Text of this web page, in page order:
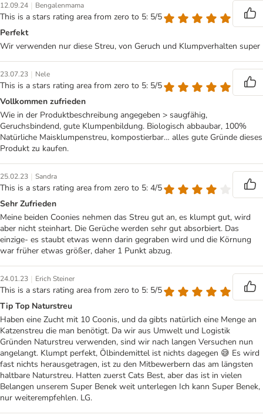
12.09.24 | Bengalenmama
This is a stars rating area from zero to 5: 5/5
Perfekt
Wir verwenden nur diese Streu, von Geruch und Klumpverhalten super
23.07.23 | Nele
This is a stars rating area from zero to 5: 5/5
Vollkommen zufrieden
Wie in der Produktbeschreibung angegeben > saugfähig,
Geruchsbindend, gute Klumpenbildung. Biologisch abbaubar, 100%
Natürliche Maisklumpenstreu, kompostierbar… alles gute Gründe dieses
Produkt zu kaufen.
25.02.23 | Sandra
This is a stars rating area from zero to 5: 4/5
Sehr Zufrieden
Meine beiden Coonies nehmen das Streu gut an, es klumpt gut, wird
aber nicht steinhart. Die Gerüche werden sehr gut absorbiert. Das
einzige- es staubt etwas wenn darin gegraben wird und die Körnung
war früher etwas größer, daher 1 Punkt abzug.
24.01.23 | Erich Steiner
This is a stars rating area from zero to 5: 5/5
Tip Top Naturstreu
Haben eine Zucht mit 10 Coonis, und da gibts natürlich eine Menge an
Katzenstreu die man benötigt. Da wir aus Umwelt und Logistik
Gründen Naturstreu verwenden, sind wir nach langen Versuchen nun
angelangt. Klumpt perfekt, Ölbindemittel ist nichts dagegen 😅 Es wird
fast nichts herausgetragen, ist zu den Mitbewerbern das am längsten
haltbare Naturstreu. Hatten zuerst Cats Best, aber das ist in vielen
Belangen unserem Super Benek weit unterlegen Ich kann Super Benek,
nur weiterempfehlen. LG.